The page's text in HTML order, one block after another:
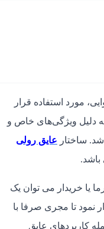
مورد استفاده قرار
دلیل ویژگی‌های خاص و
ساختار عایق رولی
یا خریدار می توان یک
نمود تا مجری صرفا با
کاربردهای عایق